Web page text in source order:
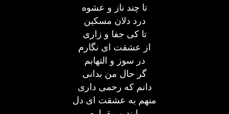
تا چند ناز و عشوه
درد دلان مسکین
تا کی جفا و زاری
از عشقت ای نگارم
در سوز و التهابم
گر حال من بدانی
دانم که رحمی داری
منهم به عشقت ای دل